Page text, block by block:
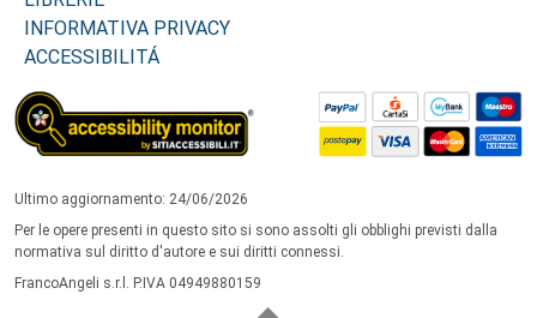
INFORMATIVA PRIVACY
ACCESSIBILITÁ
Ultimo aggiornamento: 24/06/2026
Per le opere presenti in questo sito si sono assolti gli obblighi previsti dalla
normativa sul diritto d'autore e sui diritti connessi.
FrancoAngeli s.r.l. P.IVA 04949880159